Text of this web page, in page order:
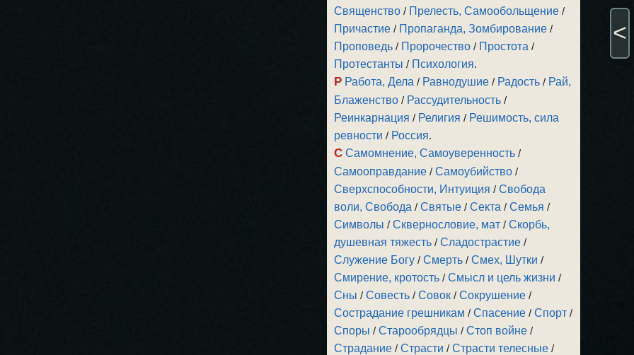
Священство / Прелесть, Самообольщение /
Причастие / Пропаганда, Зомбирование /
Проповедь / Пророчество / Простота /
Протестанты / Психология.
Р Работа, Дела / Равнодушие / Радость / Рай,
Блаженство / Рассудительность /
Реинкарнация / Религия / Решимость, сила
ревности / Россия.
С Самомнение, Самоуверенность /
Самооправдание /Самоубийство /
Сверхспособности, Интуиция /Свобода
воли, Свобода /Святые /Секта /Семья /
Символы /Сквернословие, мат /Скорбь,
душевная тяжесть /Сладострастие /
Служение Богу /Смерть /Смех, Шутки /
Смирение, кротость /Смысл и цель жизни /
Сны /Совесть /Совок /Сокрушение /
Сострадание грешникам /Спасение /Спорт /
Споры /Старообрядцы /Стоп войне /
Страдание /Страсти /Страсти телесные /
<